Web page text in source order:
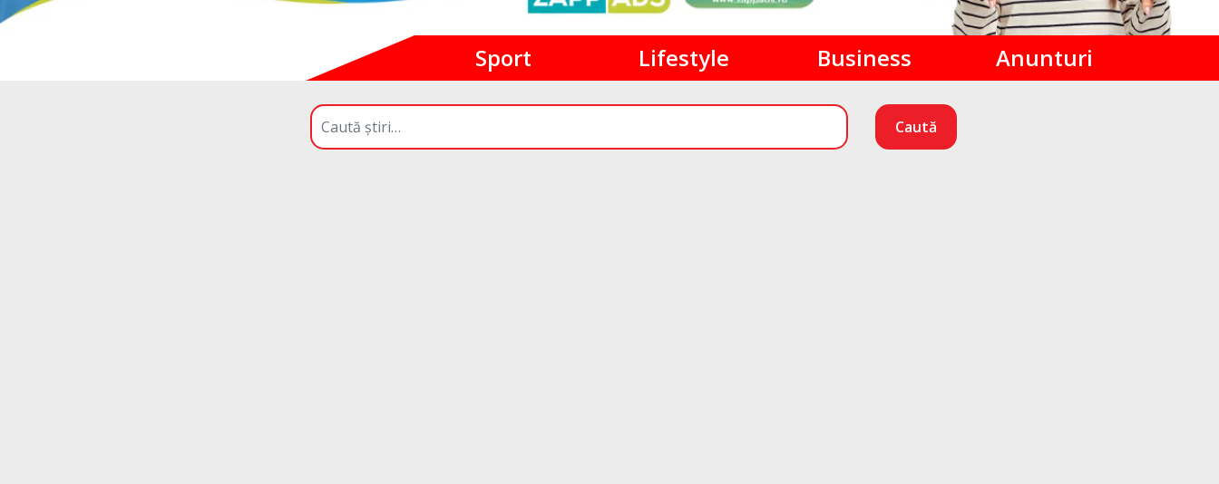
Sport Lifestyle Business Anunturi
Caută